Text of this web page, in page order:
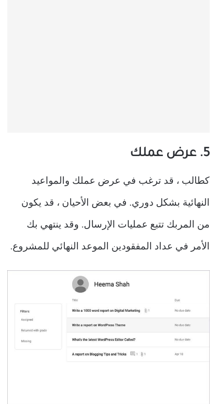
5. عرض عملك
كطالب ، قد ترغب في عرض عملك والمواعيد
النهائية بشكل دوري. في بعض الأحيان ، قد يكون
من المربك تتبع عمليات الإرسال. وقد ينتهي بك
الأمر في عداد المفقودين الموعد النهائي للمشروع.